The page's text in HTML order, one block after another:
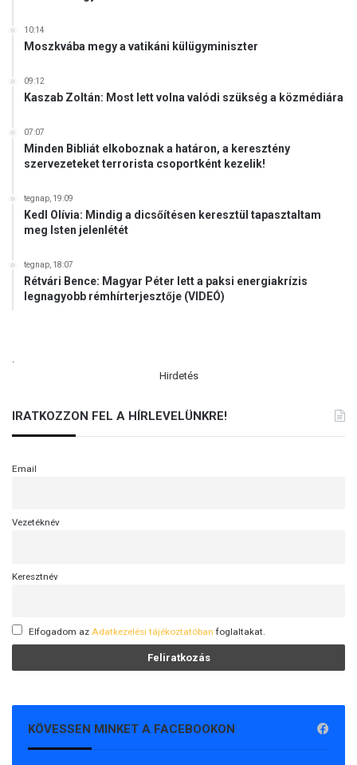
10:14
Moszkvába megy a vatikáni külügyminiszter
09:12
Kaszab Zoltán: Most lett volna valódi szükség a közmédiára
07:07
Minden Bibliát elkoboznak a határon, a keresztény
szervezeteket terrorista csoportként kezelik!
tegnap, 19:09
Kedl Olívia: Mindig a dicsőítésen keresztül tapasztaltam
meg Isten jelenlétét
tegnap, 18:07
Rétvári Bence: Magyar Péter lett a paksi energiakrízis
legnagyobb rémhírterjesztője (VIDEÓ)
Hirdetés
IRATKOZZON FEL A HÍRLEVELÜNKRE!
Email
Vezetéknév
Keresztnév
Elfogadom az Adatkezelési tájékoztatóban foglaltakat.
KÖVESSEN MINKET A FACEBOOKON